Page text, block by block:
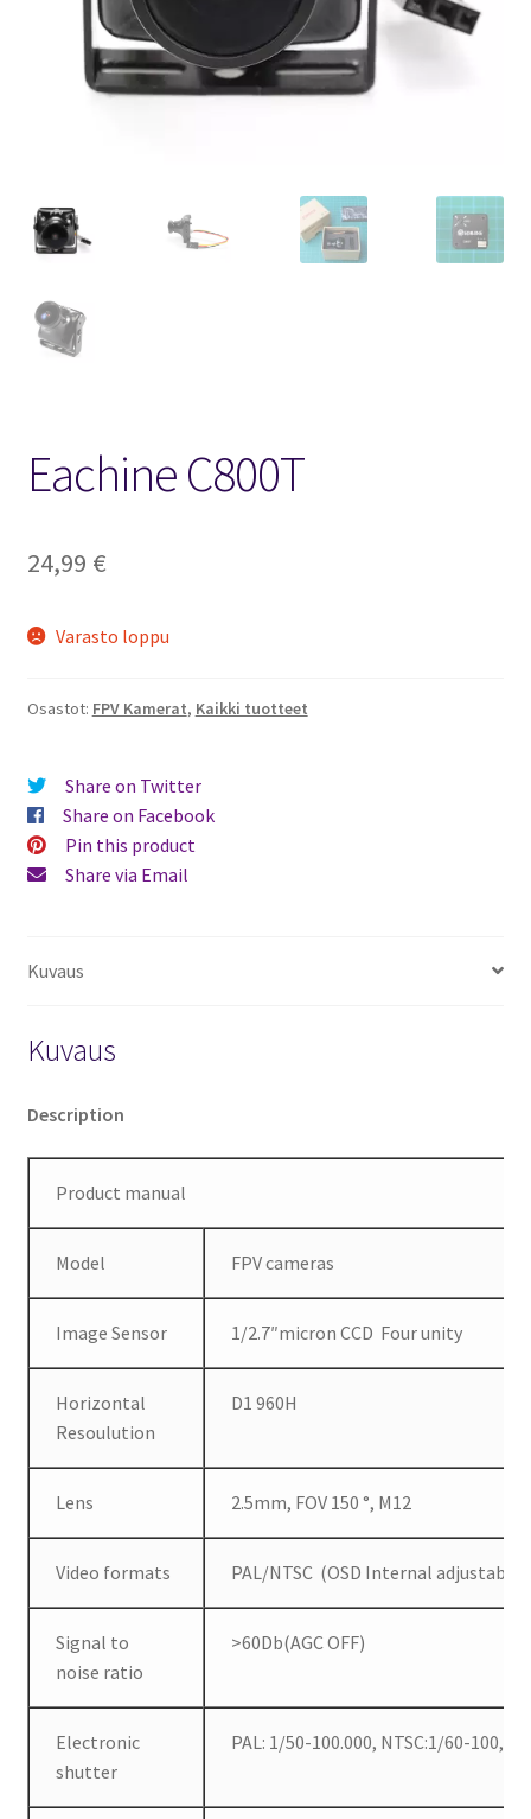
FPV Kopteri kokoluokat
Oma tili
Ostoskori
Toimitusehdot
Eachine C800T
24,99 €
Varasto loppu
Osastot: FPV Kamerat, Kaikki tuotteet
Share on Twitter
Share on Facebook
Pin this product
Share via Email
Kuvaus
Kuvaus
Description
Product manual
Model FPV cameras
Image Sensor 1/2.7″micron CCD Four unity
Horizontal
Resoulution
D1 960H
Lens 2.5mm, FOV 150 °, M12
Video formats PAL/NTSC (OSD Internal adjustable)
Signal to
noise ratio
>60Db(AGC OFF)
Electronic
shutter
PAL: 1/50-100.000, NTSC:1/60-